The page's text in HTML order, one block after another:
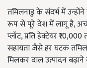
तमिलनाडु के संदर्भ में
रूप से पूरे देश में लागू है,
प्लॉट, प्रति हेक्टेयर
सहायता जैसे हर घटक
मिलकर दाल उत्पादन बढ़ाने